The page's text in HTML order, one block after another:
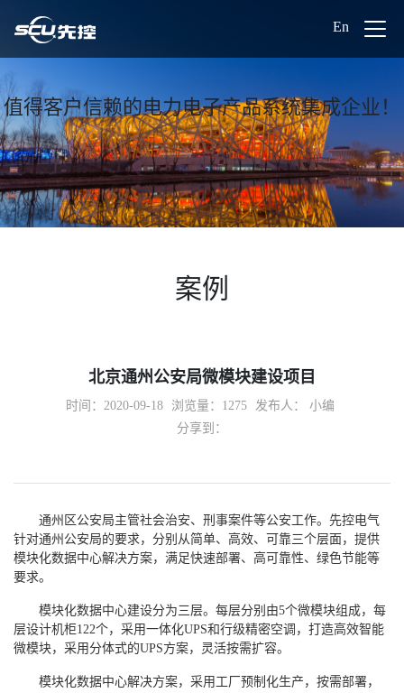
En
值得客户信赖的电力电子产品系统集成企业！
案例
北京通州公安局微模块建设项目
时间：2020-09-18 浏览量： 1275
发布人： 小编
分享到：
通州区公安局主管社会治安、刑事案件等公安工作。先控电气
针对通州公安局的要求，分别从简单、高效、可靠三个层面，提供
模块化数据中心解决方案，满足快速部署、高可靠性、绿色节能等
要求。
模块化数据中心建设分为三层。每层分别由5个微模块组成，每
层设计机柜122个，采用一体化UPS和行级精密空调，打造高效智能
微模块，采用分体式的UPS方案，灵活按需扩容。
模块化数据中心解决方案，采用工厂预制化生产，按需部署，